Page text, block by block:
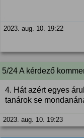
2023. aug. 10. 19:22
5/24 A kérdező
4. Hát azért egyes
tanárok se
2023. aug. 10. 19:23